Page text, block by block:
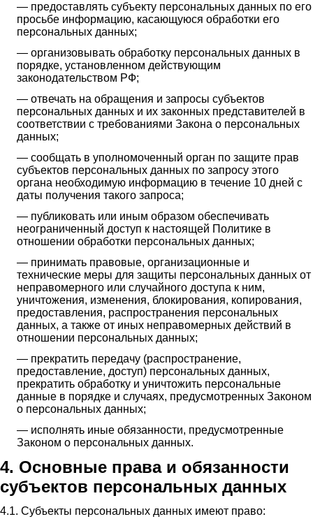
— предоставлять субъекту персональных данных по его
просьбе информацию, касающуюся обработки его
персональных данных;
— организовывать обработку персональных данных в
порядке, установленном действующим
законодательством РФ;
— отвечать на обращения и запросы субъектов
персональных данных и их законных представителей в
соответствии с требованиями Закона о персональных
данных;
— сообщать в уполномоченный орган по защите прав
субъектов персональных данных по запросу этого
органа необходимую информацию в течение 10 дней с
даты получения такого запроса;
— публиковать или иным образом обеспечивать
неограниченный доступ к настоящей Политике в
отношении обработки персональных данных;
— принимать правовые, организационные и
технические меры для защиты персональных данных от
неправомерного или случайного доступа к ним,
уничтожения, изменения, блокирования, копирования,
предоставления, распространения персональных
данных, а также от иных неправомерных действий в
отношении персональных данных;
— прекратить передачу (распространение,
предоставление, доступ) персональных данных,
прекратить обработку и уничтожить персональные
данные в порядке и случаях, предусмотренных Законом
о персональных данных;
— исполнять иные обязанности, предусмотренные
Законом о персональных данных.
4. Основные права и обязанности
субъектов персональных данных
4.1. Субъекты персональных данных имеют право: